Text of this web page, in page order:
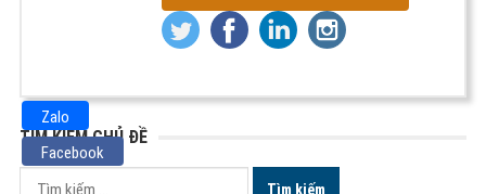
TÌM KIẾM CHỦ ĐỀ
Tìm
Zalo
Facebook